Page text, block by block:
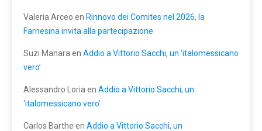
Valeria Arceo en Rinnovo dei Comites nel 2026, la
Farnesina invita alla partecipazione
Suzi Manara en Addio a Vittorio Sacchi, un ‘italomessicano
vero’
Alessandro Loria en Addio a Vittorio Sacchi, un
‘italomessicano vero’
Carlos Barthe en Addio a Vittorio Sacchi, un